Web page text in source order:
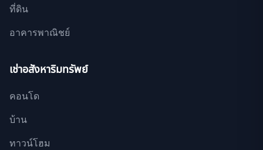
ที่ดิน
อาคารพาณิชย์
เช่าอสังหาริมทรัพย์
คอนโด
บ้าน
ทาวน์โฮม